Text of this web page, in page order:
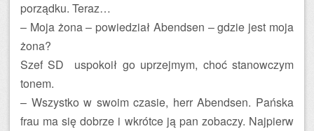
porządku. Teraz…
– Moja żona – powiedział Abendsen – gdzie jest moja
żona?
Szef SD uspokoił go uprzejmym, choć stanowczym
tonem.
– Wszystko w swoim czasie, herr Abendsen. Pańska
frau ma się dobrze i wkrótce ją pan zobaczy. Najpierw